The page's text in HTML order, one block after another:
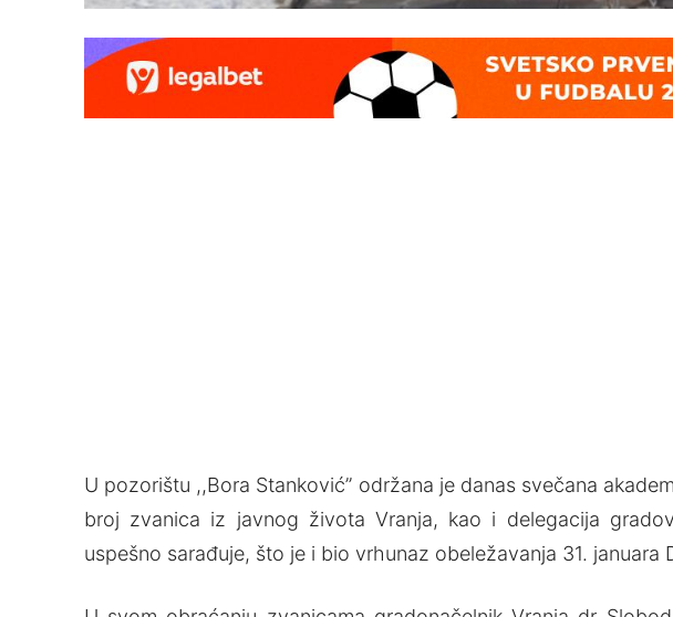
U pozorištu ,,Bora Stanković” održana je danas svečana
broj zvanica iz javnog života Vranja, kao i delegacija
uspešno sarađuje, što je i bio vrhunaz obeležavanja 31. januara